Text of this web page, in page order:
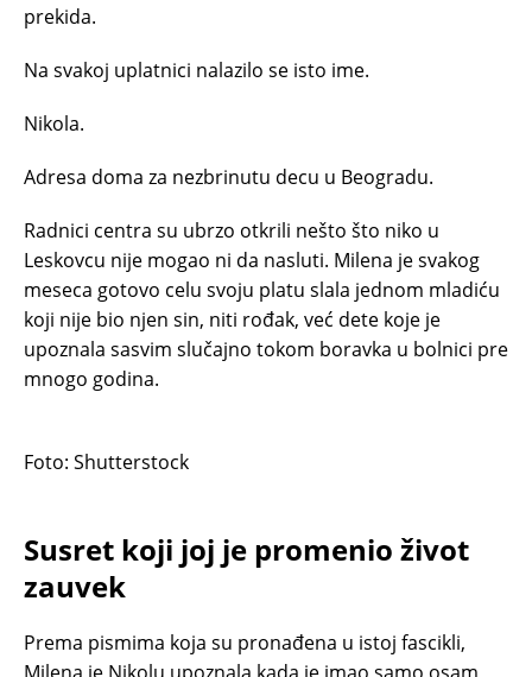
prekida.
Na svakoj uplatnici nalazilo se isto ime.
Nikola.
Adresa doma za nezbrinutu decu u Beogradu.
Radnici centra su ubrzo otkrili nešto što niko u
Leskovcu nije mogao ni da nasluti. Milena je svakog
meseca gotovo celu svoju platu slala jednom mladiću
koji nije bio njen sin, niti rođak, već dete koje je
upoznala sasvim slučajno tokom boravka u bolnici pre
mnogo godina.
Foto: Shutterstock
Susret koji joj je promenio život
zauvek
Prema pismima koja su pronađena u istoj fascikli,